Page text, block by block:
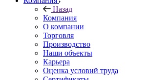
Назад
Компания
О компании
Торговля
Производство
Наши объекты
Карьера
Оценка условий труда